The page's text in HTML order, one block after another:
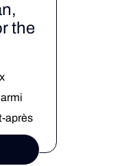
the
après
: